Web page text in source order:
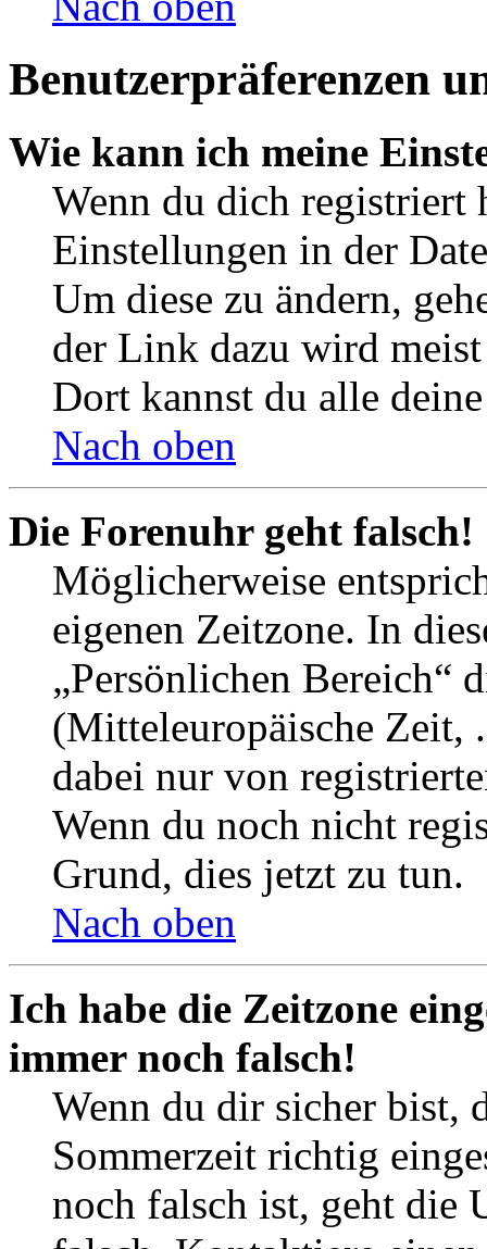
Benutzerpräferenzen
Wie kann ich meine
Wenn du dich registriert
Einstellungen in der
Um diese zu ändern,
der Link dazu wird
Dort kannst du alle
Nach oben
Die Forenuhr geht falsch!
Möglicherweise
eigenen Zeitzone. In
„Persönlichen Bereich“
(Mitteleuropäische Zeit,
dabei nur von
Wenn du noch nicht
Grund, dies jetzt zu tun.
Nach oben
Ich habe die Zeitzone
immer noch falsch!
Wenn du dir sicher bist,
Sommerzeit richtig
noch falsch ist, geht die